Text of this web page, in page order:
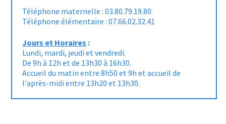
Téléphone maternelle : 03.80.79.19.80
Téléphone élémentaire : 07.66.02.32.41
Jours et Horaires :
Lundi, mardi, jeudi et vendredi.
De 9h à 12h et de 13h30 à 16h30.
Accueil du matin entre 8h50 et 9h et accueil de
l'après-midi entre 13h20 et 13h30.